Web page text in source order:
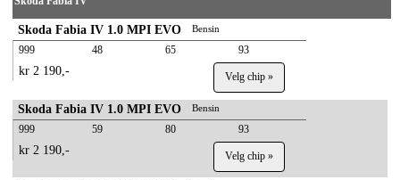
Skoda Fabia IV 1.0 MPI EVO Bensin
999 48 65 93
kr 2 190,- Velg chip »
Skoda Fabia IV 1.0 MPI EVO Bensin
999 59 80 93
kr 2 190,- Velg chip »